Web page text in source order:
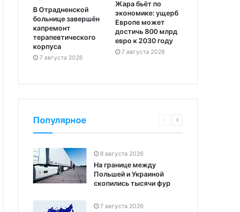
В Отрадненской
больнице завершён
капремонт
терапевтического
корпуса
7 августа 2026
Жара бьёт по
экономике: ущерб
Европе может
достичь 800 млрд
евро к 2030 году
7 августа 2026
Популярное
8 августа 2026
На границе между
Польшей и Украиной
скопились тысячи фур
7 августа 2026